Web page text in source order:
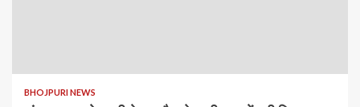
BHOJPURI NEWS